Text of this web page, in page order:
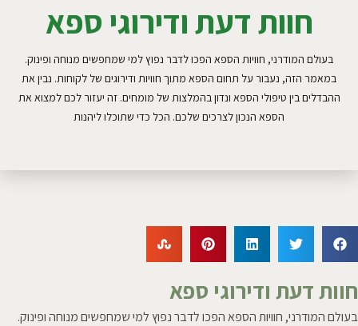
חוות דעת ודירוגי ספא
בעולם המודרני, חוויות הספא הפכו לדבר נפוץ למי שמחפשים מנוחה ופינוק.
במאמר הזה, נעבור על תחום הספא מתוך חוויות ודירוגים של לקוחות. נבין את
ההבדלים בין טיפולי הספא ונדון בהמלצות של מומחים. זה יעזור לכם למצוא את
הספא הנכון לצרכים שלכם. הכל כדי שתוכלו ליהנות
חוות דעת ודירוגי ספא
בעולם המודרני, חוויות הספא הפכו לדבר נפוץ למי שמחפשים מנוחה ופינוק.